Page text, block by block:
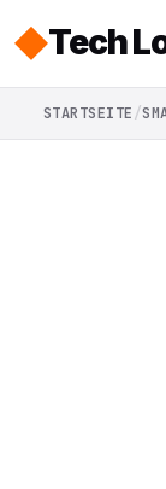
Tech
STARTSEITE